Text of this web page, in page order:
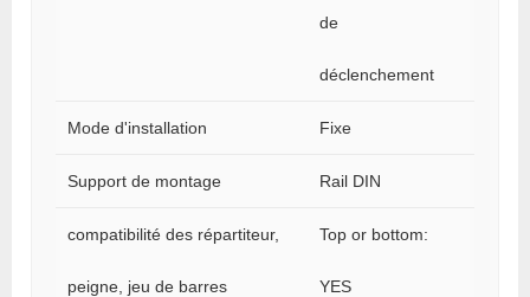
de
déclenchement
Mode d'installation Fixe
Support de montage Rail DIN
compatibilité des répartiteur,
peigne, jeu de barres
Top or bottom:
YES